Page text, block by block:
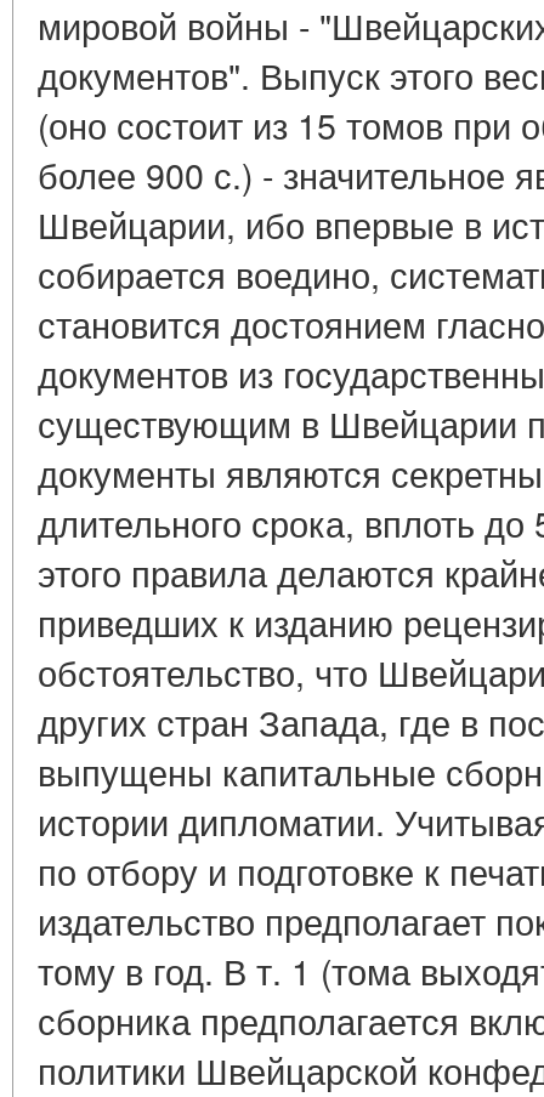
мировой войны -
документов". Выпуск этого
(оно состоит из 15 томов при
более 900 с.) - значительное
Швейцарии, ибо впервые в
собирается воедино,
становится достоянием
документов из
существующим в Швейцарии
документы являются
длительного срока, вплоть
этого правила делаются
приведших к изданию
обстоятельство, что
других стран Запада, где в
выпущены капитальные
истории дипломатии.
по отбору и подготовке к
издательство предполагает
тому в год. В т. 1 (тома
сборника предполагается
политики Швейцарской